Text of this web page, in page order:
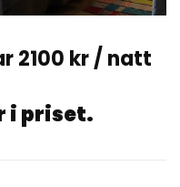
2100 kr / natt
i priset.